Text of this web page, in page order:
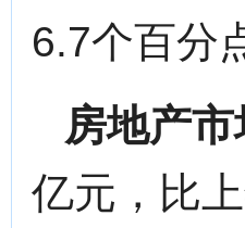
6.7个百分
房地产
亿元，比